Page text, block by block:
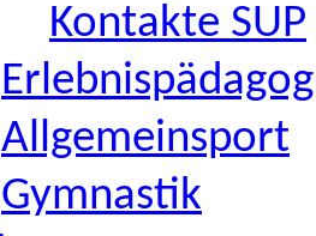
Kontakte SUP
Allgemeinsport
Gymnastik